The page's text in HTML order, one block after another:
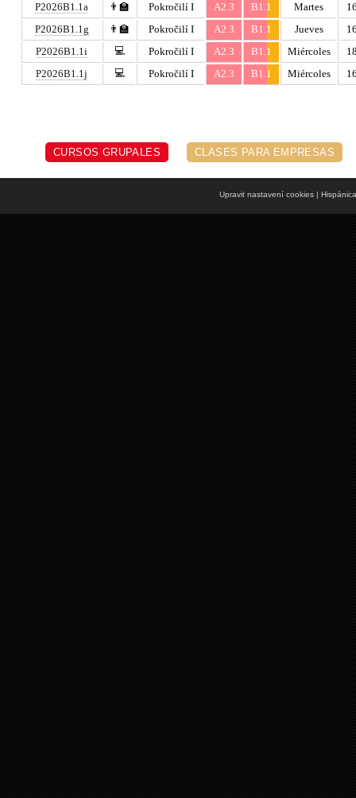
P2026B1.1a 👨‍🏫 Pokročilí I A2.3 B1.1 Martes
P2026B1.1g
👨‍🏫 Pokročilí I A2.3 B1.1 Jueves
P2026B1.1i
💻 Pokročilí I A2.3 B1.1 Miércoles
P2026B1.1j
💻 Pokročilí I A2.3 B1.1 Miércoles
CURSOS GRUPALES CLASES PARA EMPRESAS
Upravit nastavení cookies|